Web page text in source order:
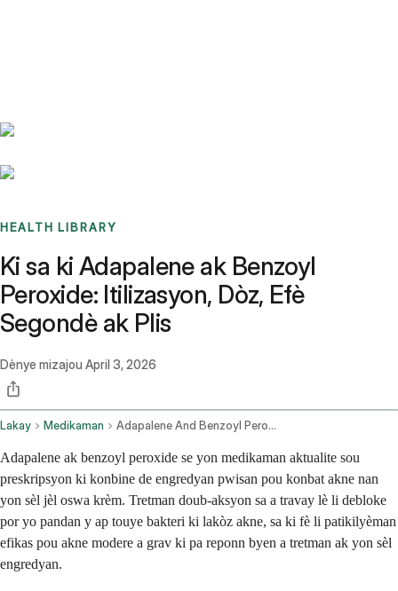
HEALTH LIBRARY
Ki sa ki Adapalene ak Benzoyl
Peroxide: Itilizasyon, Dòz, Efè
Segondè ak Plis
Dènye mizajou April 3, 2026
Lakay Medikaman Adapalene And Benzoyl Peroxide Topical Application Route
Adapalene ak benzoyl peroxide se yon medikaman aktualite sou
preskripsyon ki konbine de engredyan pwisan pou konbat akne nan
yon sèl jèl oswa krèm. Tretman doub-aksyon sa a travay lè li debloke
por yo pandan y ap touye bakteri ki lakòz akne, sa ki fè li patikilyèman
efikas pou akne modere a grav ki pa reponn byen a tretman ak yon sèl
engredyan.